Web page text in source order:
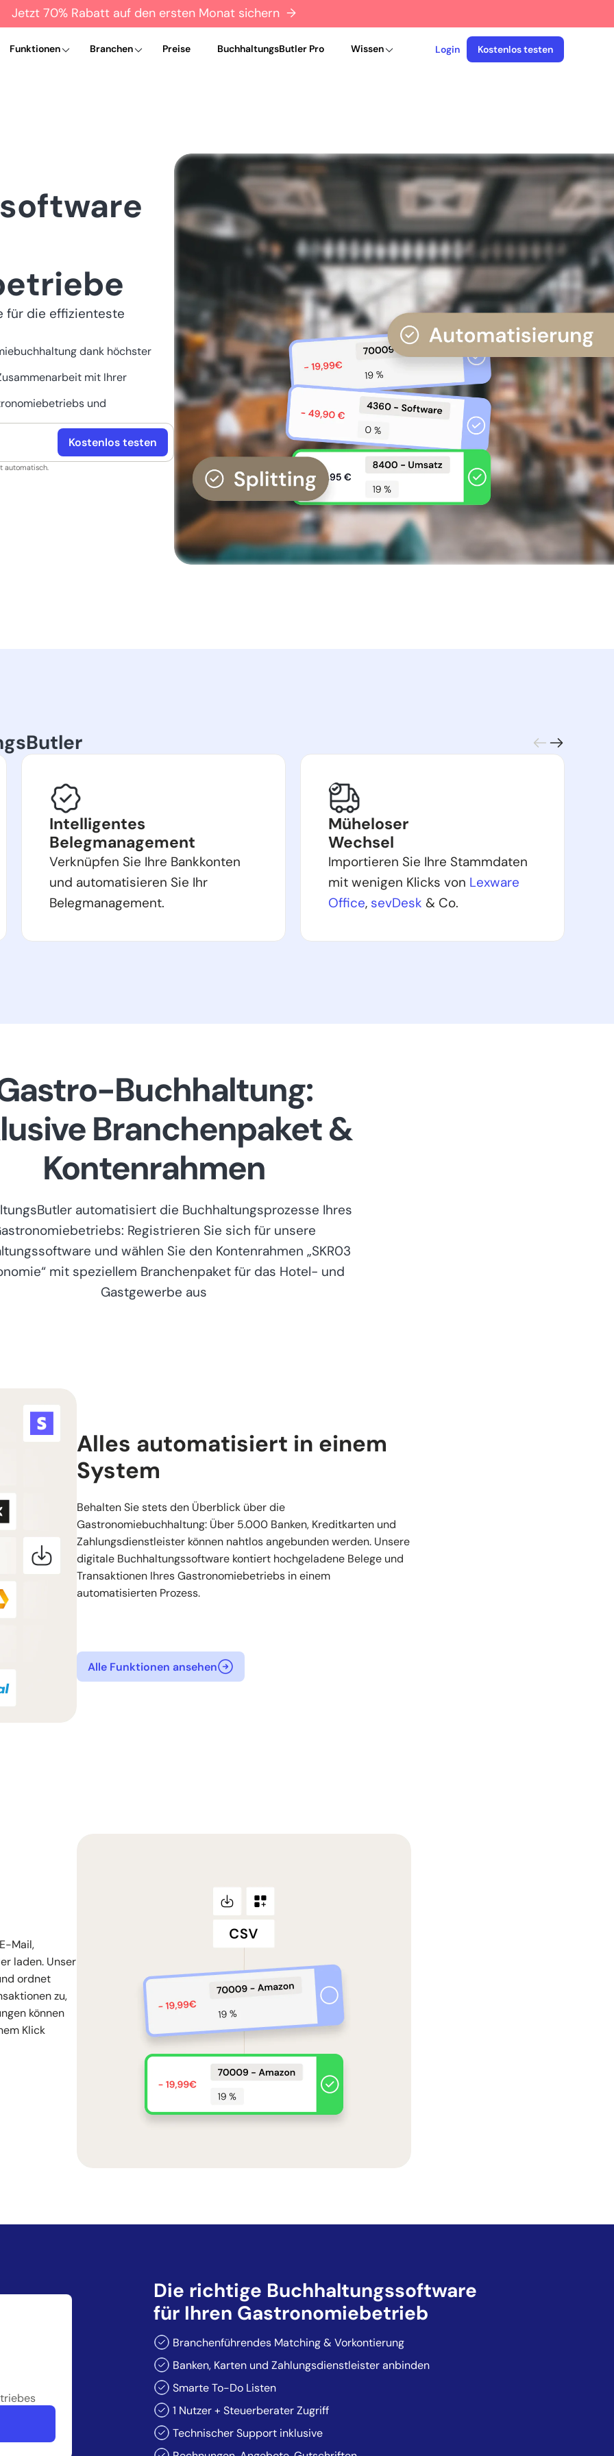
Jetzt 70% Rabatt auf den ersten Monat sichern →
Funktionen Branchen Preise BuchhaltungsButler Pro Wissen Login Kostenlos testen
für die effizienteste
dank höchster
mit Ihrer
und
Kostenlos testen
automatisch.
Intelligentes
Belegmanagement
Verknüpfen Sie Ihre Bankkonten
und automatisieren Sie Ihr
Belegmanagement.
Müheloser
Wechsel
Importieren Sie Ihre Stammdaten
mit wenigen Klicks von Lexware
Office, sevDesk & Co.
Buchhaltung:
Branchenpaket &
Kontenrahmen
automatisiert die Buchhaltungsprozesse Ihres
Registrieren Sie sich für unsere
und wählen Sie den Kontenrahmen „SKR03
mit speziellem Branchenpaket für das Hotel- und
Gastgewerbe aus
Alles automatisiert in einem
System
Behalten Sie stets den Überblick über die
Gastronomiebuchhaltung: Über 5.000 Banken, Kreditkarten und
Zahlungsdienstleister können nahtlos angebunden werden. Unsere
digitale Buchhaltungssoftware kontiert hochgeladene Belege und
Transaktionen Ihres Gastronomiebetriebs in einem
automatisierten Prozess.
Alle Funktionen ansehen
Mail,
laden. Unser
ordnet
zu,
können
Klick
Die richtige Buchhaltungssoftware
für Ihren Gastronomiebetrieb
Branchenführendes Matching & Vorkontierung
Banken, Karten und Zahlungsdienstleister anbinden
Smarte To-Do Listen
1 Nutzer + Steuerberater Zugriff
Technischer Support inklusive